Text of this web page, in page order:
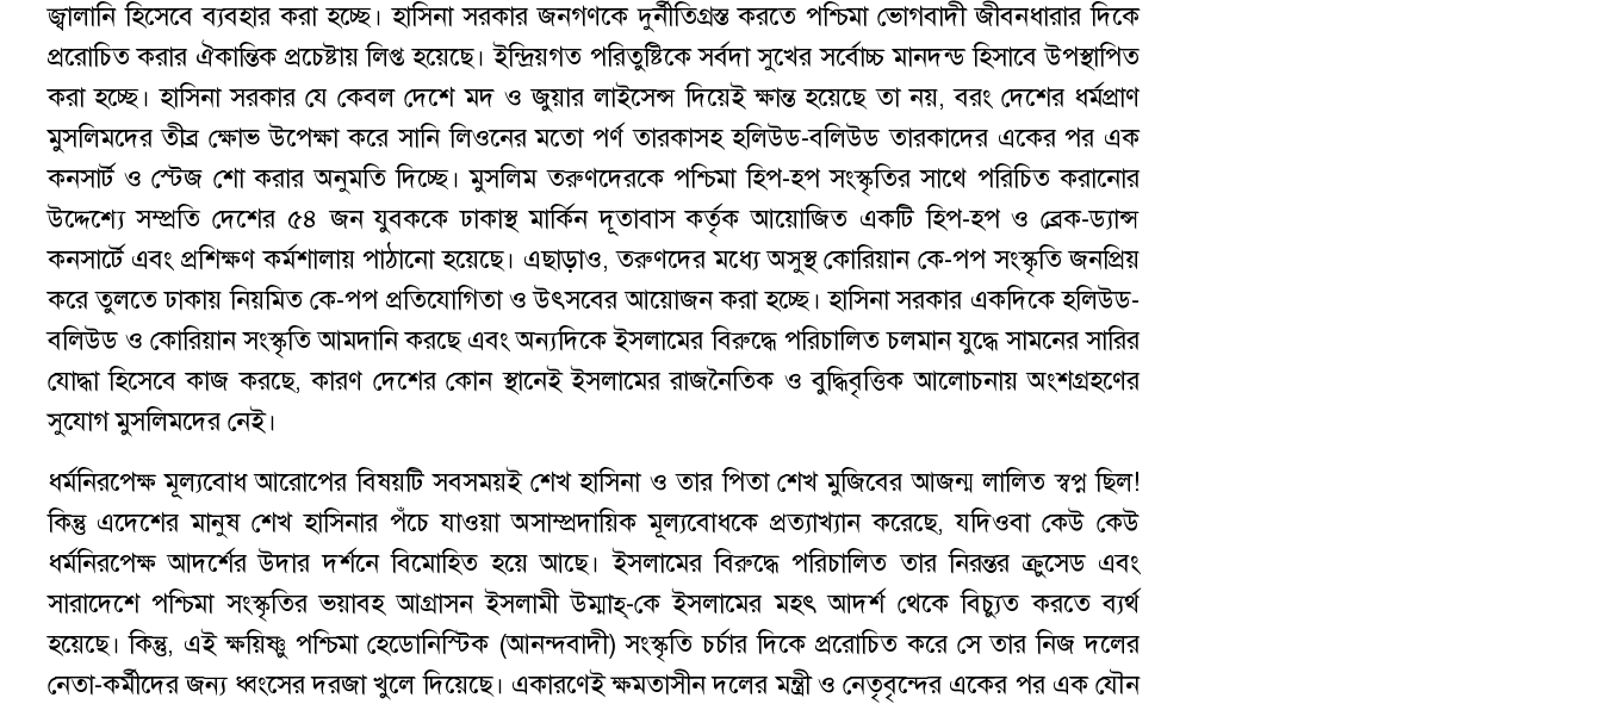
জ্বালানি হিসেবে ব্যবহার করা হচ্ছে। হাসিনা সরকার জনগণকে দুর্নীতিগ্রস্ত করতে পশ্চিমা ভোগবাদী জীবনধারার দিকে
প্ররোচিত করার ঐকান্তিক প্রচেষ্টায় লিপ্ত হয়েছে। ইন্দ্রিয়গত পরিতুষ্টিকে সর্বদা সুখের সর্বোচ্চ মানদন্ড হিসাবে উপস্থাপিত
করা হচ্ছে। হাসিনা সরকার যে কেবল দেশে মদ ও জুয়ার লাইসেন্স দিয়েই ক্ষান্ত হয়েছে তা নয়, বরং দেশের ধর্মপ্রাণ
মুসলিমদের তীব্র ক্ষোভ উপেক্ষা করে সানি লিওনের মতো পর্ণ তারকাসহ হলিউড-বলিউড তারকাদের একের পর এক
কনসার্ট ও স্টেজ শো করার অনুমতি দিচ্ছে। মুসলিম তরুণদেরকে পশ্চিমা হিপ-হপ সংস্কৃতির সাথে পরিচিত করানোর
উদ্দেশ্যে সম্প্রতি দেশের ৫৪ জন যুবককে ঢাকাস্থ মার্কিন দূতাবাস কর্তৃক আয়োজিত একটি হিপ-হপ ও ব্রেক-ড্যান্স
কনসার্টে এবং প্রশিক্ষণ কর্মশালায় পাঠানো হয়েছে। এছাড়াও, তরুণদের মধ্যে অসুস্থ কোরিয়ান কে-পপ সংস্কৃতি জনপ্রিয়
করে তুলতে ঢাকায় নিয়মিত কে-পপ প্রতিযোগিতা ও উৎসবের আয়োজন করা হচ্ছে। হাসিনা সরকার একদিকে হলিউড-
বলিউড ও কোরিয়ান সংস্কৃতি আমদানি করছে এবং অন্যদিকে ইসলামের বিরুদ্ধে পরিচালিত চলমান যুদ্ধে সামনের সারির
যোদ্ধা হিসেবে কাজ করছে, কারণ দেশের কোন স্থানেই ইসলামের রাজনৈতিক ও বুদ্ধিবৃত্তিক আলোচনায় অংশগ্রহণের
সুযোগ মুসলিমদের নেই।
ধর্মনিরপেক্ষ মূল্যবোধ আরোপের বিষয়টি সবসময়ই শেখ হাসিনা ও তার পিতা শেখ মুজিবের আজন্ম লালিত স্বপ্ন ছিল!
কিন্তু এদেশের মানুষ শেখ হাসিনার পঁচে যাওয়া অসাম্প্রদায়িক মূল্যবোধকে প্রত্যাখ্যান করেছে, যদিওবা কেউ কেউ
ধর্মনিরপেক্ষ আদর্শের উদার দর্শনে বিমোহিত হয়ে আছে। ইসলামের বিরুদ্ধে পরিচালিত তার নিরন্তর ক্রুসেড এবং
সারাদেশে পশ্চিমা সংস্কৃতির ভয়াবহ আগ্রাসন ইসলামী উম্মাহ্-কে ইসলামের মহৎ আদর্শ থেকে বিচ্যুত করতে ব্যর্থ
হয়েছে। কিন্তু, এই ক্ষয়িষ্ণু পশ্চিমা হেডোনিস্টিক (আনন্দবাদী) সংস্কৃতি চর্চার দিকে প্ররোচিত করে সে তার নিজ দলের
নেতা-কর্মীদের জন্য ধ্বংসের দরজা খুলে দিয়েছে। একারণেই ক্ষমতাসীন দলের মন্ত্রী ও নেতৃবৃন্দের একের পর এক যৌন